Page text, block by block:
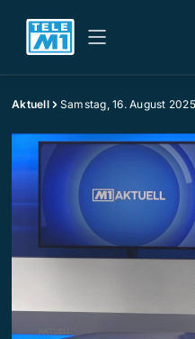
Aktuell Samstag, 16. August 2025